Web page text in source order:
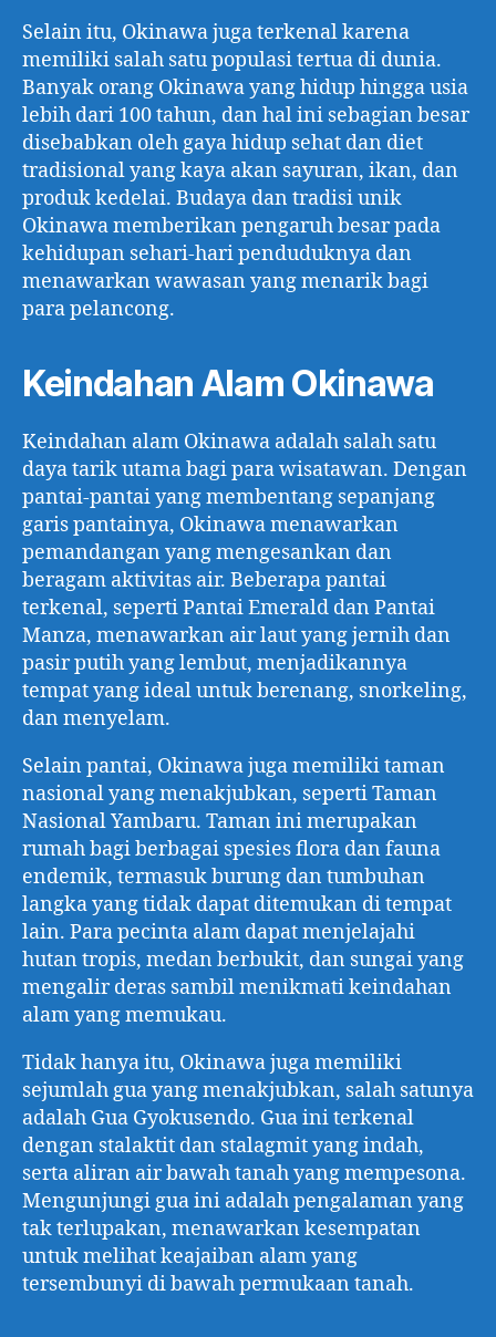
Selain itu, Okinawa juga terkenal karena
memiliki salah satu populasi tertua di dunia.
Banyak orang Okinawa yang hidup hingga usia
lebih dari 100 tahun, dan hal ini sebagian besar
disebabkan oleh gaya hidup sehat dan diet
tradisional yang kaya akan sayuran, ikan, dan
produk kedelai. Budaya dan tradisi unik
Okinawa memberikan pengaruh besar pada
kehidupan sehari-hari penduduknya dan
menawarkan wawasan yang menarik bagi
para pelancong.
Keindahan Alam Okinawa
Keindahan alam Okinawa adalah salah satu
daya tarik utama bagi para wisatawan. Dengan
pantai-pantai yang membentang sepanjang
garis pantainya, Okinawa menawarkan
pemandangan yang mengesankan dan
beragam aktivitas air. Beberapa pantai
terkenal, seperti Pantai Emerald dan Pantai
Manza, menawarkan air laut yang jernih dan
pasir putih yang lembut, menjadikannya
tempat yang ideal untuk berenang, snorkeling,
dan menyelam.
Selain pantai, Okinawa juga memiliki taman
nasional yang menakjubkan, seperti Taman
Nasional Yambaru. Taman ini merupakan
rumah bagi berbagai spesies flora dan fauna
endemik, termasuk burung dan tumbuhan
langka yang tidak dapat ditemukan di tempat
lain. Para pecinta alam dapat menjelajahi
hutan tropis, medan berbukit, dan sungai yang
mengalir deras sambil menikmati keindahan
alam yang memukau.
Tidak hanya itu, Okinawa juga memiliki
sejumlah gua yang menakjubkan, salah satunya
adalah Gua Gyokusendo. Gua ini terkenal
dengan stalaktit dan stalagmit yang indah,
serta aliran air bawah tanah yang mempesona.
Mengunjungi gua ini adalah pengalaman yang
tak terlupakan, menawarkan kesempatan
untuk melihat keajaiban alam yang
tersembunyi di bawah permukaan tanah.